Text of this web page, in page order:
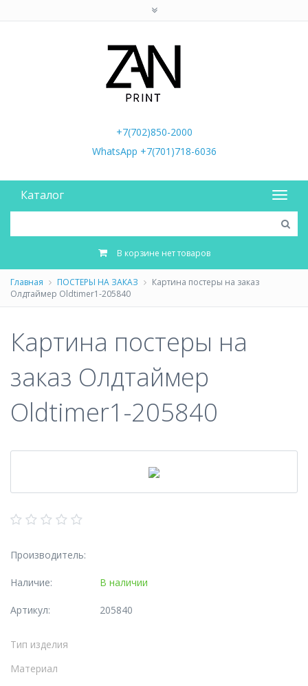
+7(702)850-2000
WhatsApp +7(701)718-6036
Каталог
В корзине нет товаров
Главная ПОСТЕРЫ НА ЗАКАЗ
Картина постеры на заказ
Олдтаймер Oldtimer1-205840
Картина постеры на
заказ Олдтаймер
Oldtimer1-205840
Производитель:
Наличие: В наличии
Артикул: 205840
Тип изделия
Материал